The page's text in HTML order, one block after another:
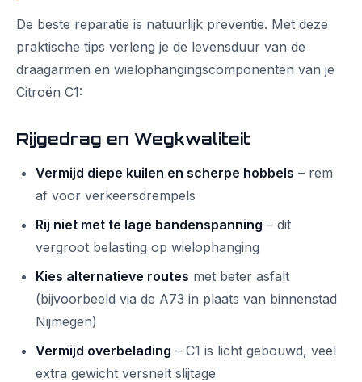
De beste reparatie is natuurlijk preventie. Met deze
praktische tips verleng je de levensduur van de
draagarmen en wielophangingscomponenten van je
Citroën C1:
Rijgedrag en Wegkwaliteit
Vermijd diepe kuilen en scherpe hobbels – rem
af voor verkeersdrempels
Rij niet met te lage bandenspanning – dit
vergroot belasting op wielophanging
Kies alternatieve routes met beter asfalt
(bijvoorbeeld via de A73 in plaats van binnenstad
Nijmegen)
Vermijd overbelading – C1 is licht gebouwd, veel
extra gewicht versnelt slijtage